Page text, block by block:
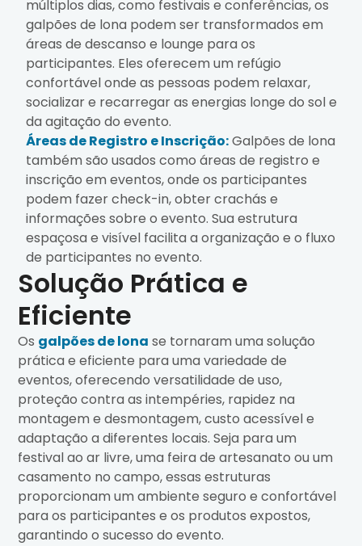
múltiplos dias, como festivais e conferências, os
galpões de lona podem ser transformados em
áreas de descanso e lounge para os
participantes. Eles oferecem um refúgio
confortável onde as pessoas podem relaxar,
socializar e recarregar as energias longe do sol e
da agitação do evento.
Áreas de Registro e Inscrição:Galpões de lona
também são usados como áreas de registro e
inscrição em eventos, onde os participantes
podem fazer check-in, obter crachás e
informações sobre o evento. Sua estrutura
espaçosa e visível facilita a organização e o fluxo
de participantes no evento.
Solução Prática e
Eficiente
Os galpões de lona se tornaram uma solução
prática e eficiente para uma variedade de
eventos, oferecendo versatilidade de uso,
proteção contra as intempéries, rapidez na
montagem e desmontagem, custo acessível e
adaptação a diferentes locais. Seja para um
festival ao ar livre, uma feira de artesanato ou um
casamento no campo, essas estruturas
proporcionam um ambiente seguro e confortável
para os participantes e os produtos expostos,
garantindo o sucesso do evento.